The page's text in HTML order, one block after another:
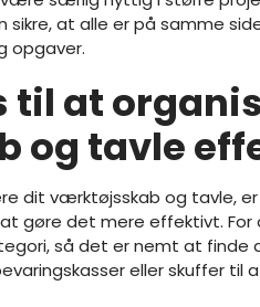
sikre, at alle er på samme
opgaver.
til at
og tavle
dit værktøjsskab og tavle,
gøre det mere effektivt.
så det er nemt at finde
eller skuffer til